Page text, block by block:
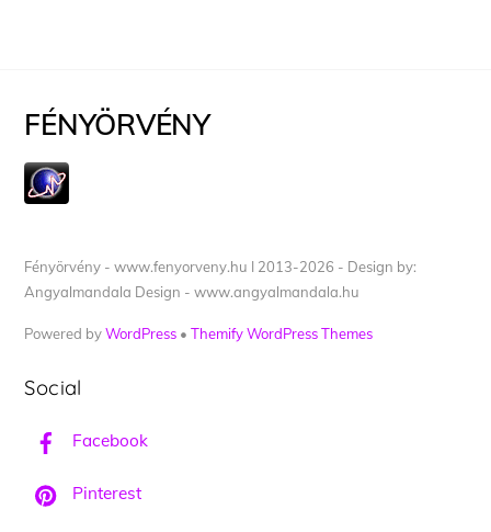
FÉNYÖRVÉNY
Fényörvény - www.fenyorveny.hu I 2013-2026 - Design by:
Angyalmandala Design - www.angyalmandala.hu
Powered byWordPress •Themify WordPress Themes
Social
Facebook
Pinterest